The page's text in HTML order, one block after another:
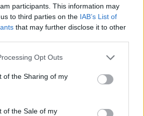
participants. This information may
to third parties on the IAB’s List of
that may further disclose it to other
Opt Outs
of the Sharing of my
of the Sale of my
det en härlig potatis- och